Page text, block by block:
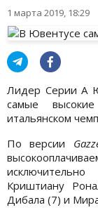
1 марта 2019, 18:29
Лидер Серии А
самые
итальянском
По версии
Криштиану
Дибала (7) и